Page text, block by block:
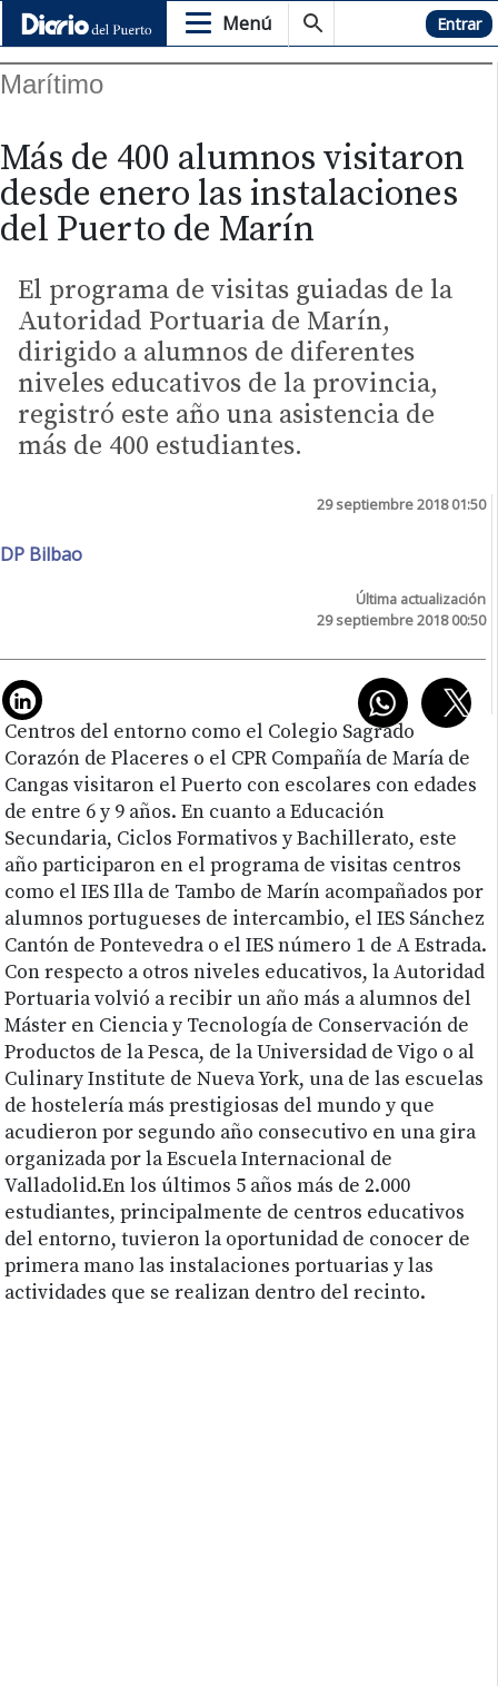
Menú Hemeroteca Entrar
Marítimo
Más de 400 alumnos visitaron
desde enero las instalaciones
del Puerto de Marín
El programa de visitas guiadas de la
Autoridad Portuaria de Marín,
dirigido a alumnos de diferentes
niveles educativos de la provincia,
registró este año una asistencia de
más de 400 estudiantes.
29 septiembre 2018 01:50
DP Bilbao
Última actualización
29 septiembre 2018 00:50
Centros del entorno como el Colegio Sagrado
Corazón de Placeres o el CPR Compañía de María de
Cangas visitaron el Puerto con escolares con edades
de entre 6 y 9 años. En cuanto a Educación
Secundaria, Ciclos Formativos y Bachillerato, este
año participaron en el programa de visitas centros
como el IES Illa de Tambo de Marín acompañados por
alumnos portugueses de intercambio, el IES Sánchez
Cantón de Pontevedra o el IES número 1 de A Estrada.
Con respecto a otros niveles educativos, la Autoridad
Portuaria volvió a recibir un año más a alumnos del
Máster en Ciencia y Tecnología de Conservación de
Productos de la Pesca, de la Universidad de Vigo o al
Culinary Institute de Nueva York, una de las escuelas
de hostelería más prestigiosas del mundo y que
acudieron por segundo año consecutivo en una gira
organizada por la Escuela Internacional de
Valladolid.En los últimos 5 años más de 2.000
estudiantes, principalmente de centros educativos
del entorno, tuvieron la oportunidad de conocer de
primera mano las instalaciones portuarias y las
actividades que se realizan dentro del recinto.